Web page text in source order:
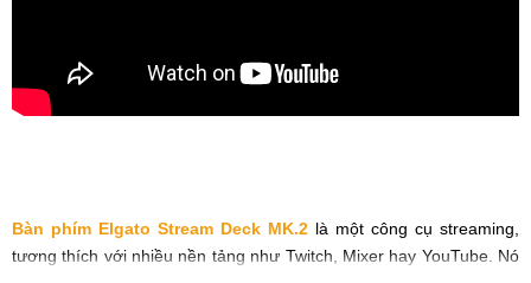
Bàn phím Elgato Stream Deck MK.2 là một công cụ streaming,
tương thích với nhiều nền tảng như Twitch, Mixer hay YouTube. Nó